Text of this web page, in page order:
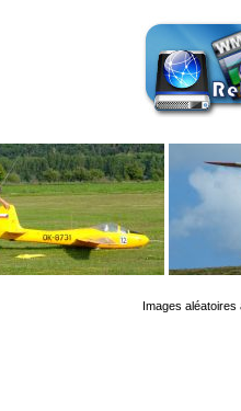
Images aléatoires